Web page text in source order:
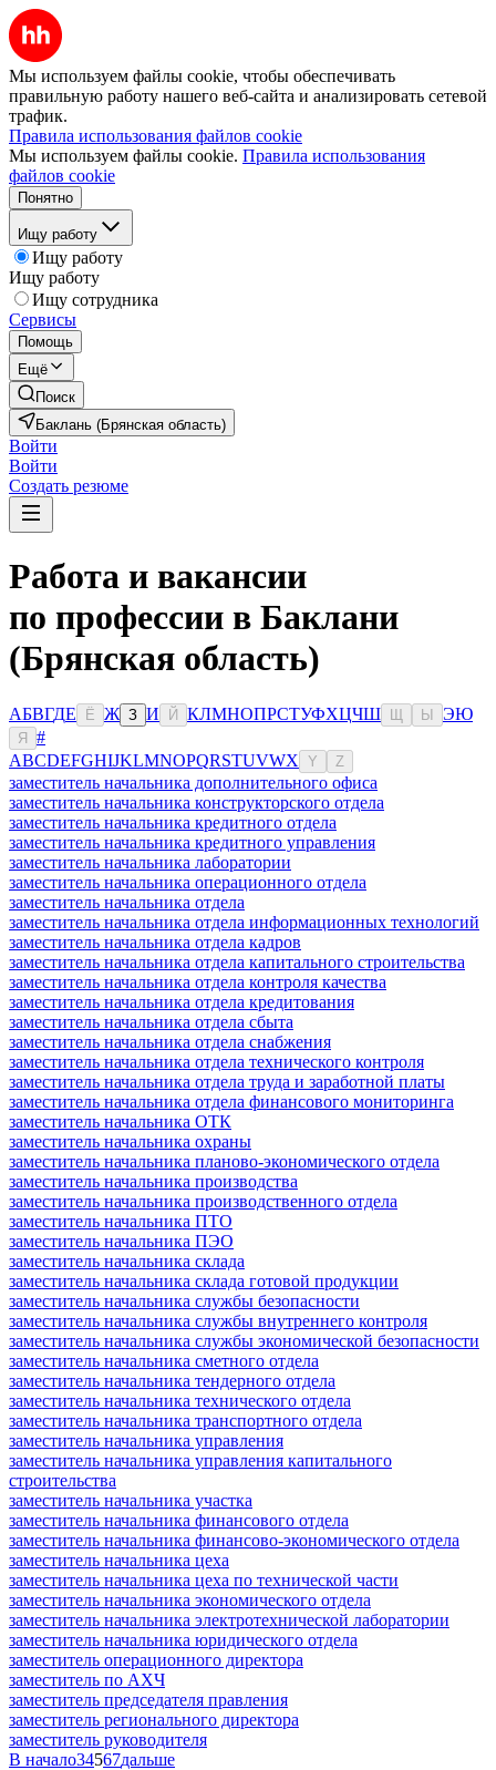
Мы используем файлы cookie, чтобы обеспечивать
правильную работу нашего веб-сайта и анализировать сетевой
трафик.
Правила использования файлов cookie
Мы используем файлы cookie. Правила использования
файлов cookie
Понятно
Ищу работу
Ищу работу
Ищу работу
Ищу сотрудника
Сервисы
Помощь
Ещё
Поиск
Баклань (Брянская область)
Войти
Войти
Создать резюме
Работа и вакансии
по профессии в Баклани
(Брянская область)
АБВГДЕ Ё Ж З И Й КЛМНОПРСТУФХЦЧШ Ы ЭЮ
Я
#
ABCDEFGHIJKLMNOPQRSTUVWX Y Z
заместитель начальника дополнительного офиса
заместитель начальника конструкторского отдела
заместитель начальника кредитного отдела
заместитель начальника кредитного управления
заместитель начальника лаборатории
заместитель начальника операционного отдела
заместитель начальника отдела
заместитель начальника отдела информационных технологий
заместитель начальника отдела кадров
заместитель начальника отдела капитального строительства
заместитель начальника отдела контроля качества
заместитель начальника отдела кредитования
заместитель начальника отдела сбыта
заместитель начальника отдела снабжения
заместитель начальника отдела технического контроля
заместитель начальника отдела труда и заработной платы
заместитель начальника отдела финансового мониторинга
заместитель начальника ОТК
заместитель начальника охраны
заместитель начальника планово-экономического отдела
заместитель начальника производства
заместитель начальника производственного отдела
заместитель начальника ПТО
заместитель начальника ПЭО
заместитель начальника склада
заместитель начальника склада готовой продукции
заместитель начальника службы безопасности
заместитель начальника службы внутреннего контроля
заместитель начальника службы экономической безопасности
заместитель начальника сметного отдела
заместитель начальника тендерного отдела
заместитель начальника технического отдела
заместитель начальника транспортного отдела
заместитель начальника управления
заместитель начальника управления капитального
строительства
заместитель начальника участка
заместитель начальника финансового отдела
заместитель начальника финансово-экономического отдела
заместитель начальника цеха
заместитель начальника цеха по технической части
заместитель начальника экономического отдела
заместитель начальника электротехнической лаборатории
заместитель начальника юридического отдела
заместитель операционного директора
заместитель по АХЧ
заместитель председателя правления
заместитель регионального директора
заместитель руководителя
В начало34567дальше